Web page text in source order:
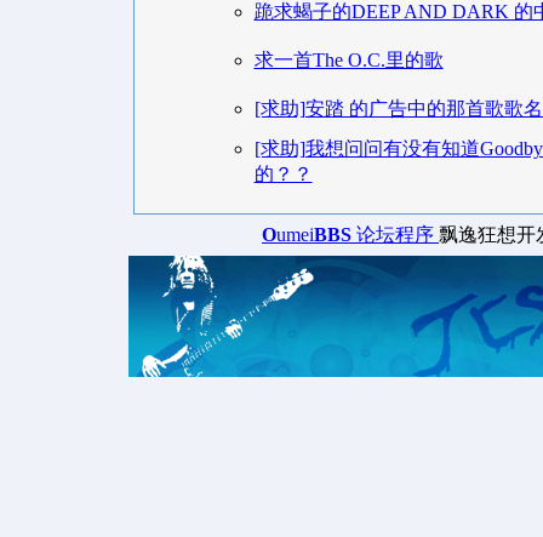
跪求蝎子的DEEP AND DARK 的
求一首The O.C.里的歌
[求助]安踏 的广告中的那首歌歌
[求助]我想问问有没有知道
的？？
OumeiBBS 论坛程序 飘逸狂想